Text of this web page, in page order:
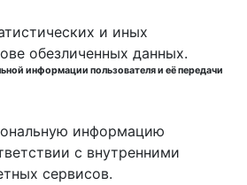
и иных
обезличенных данных.
информации пользователя и её передачи
информацию
с внутренними
сервисов.